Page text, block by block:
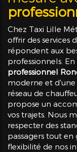
Chez Taxi Lille
offrir des services
répondent aux
professionnels.
professionnel
moderne et d'une
réseau de
propose un
vos trajets. Nous
respecter des
passagers tout
flexibilité de nos